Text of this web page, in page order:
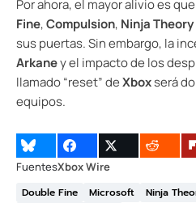
Por ahora, el mayor alivio es
Fine,Compulsion, Ninja Theory
sus puertas. Sin embargo, la
Arkaney el impacto de los
llamado “reset” deXboxserá
equipos.
FuentesXbox Wire
Double Fine
Microsoft Ninja